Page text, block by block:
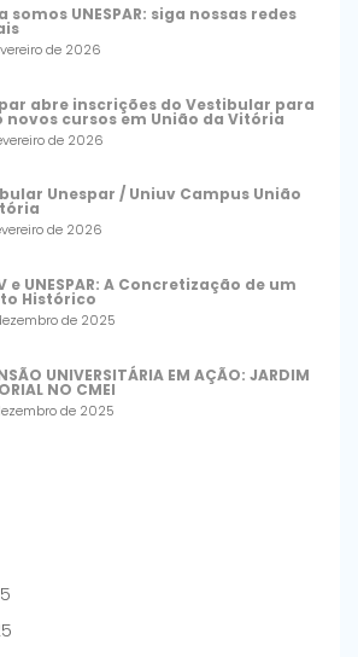
somos UNESPAR: siga nossas redes
de 2026
abre inscrições do Vestibular para
novos cursos em União da Vitória
de 2026
Unespar / Uniuv Campus União
de 2026
e UNESPAR: A Concretização de um
Histórico
de 2025
UNIVERSITÁRIA EM AÇÃO: JARDIM
NO CMEI
de 2025